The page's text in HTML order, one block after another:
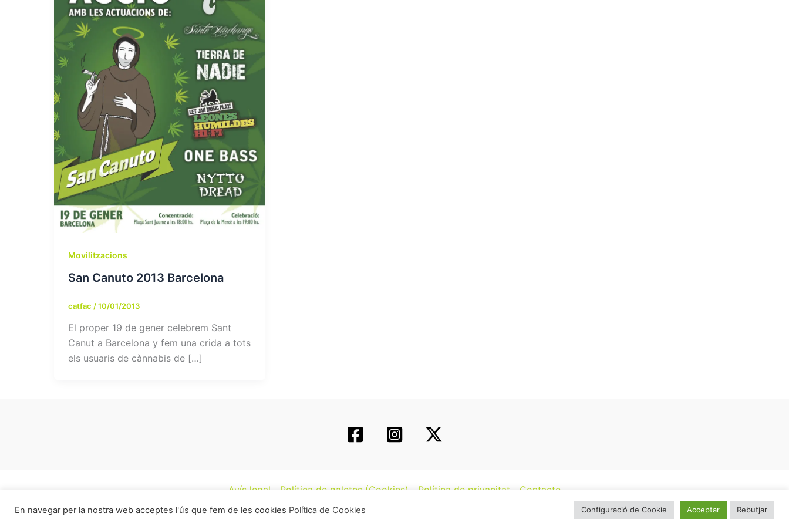
Movilitzacions
San Canuto 2013 Barcelona
catfac /10/01/2013
El proper 19 de gener celebrem Sant
Canut a Barcelona y fem una crida a tots
els usuaris de cànnabis de […]
Avís legal Política de galetes (Cookies) Política de privacitat
Contacte
Todos los derechos © 2026 | Federació d’Associacions Cannàbiques de Catalunya (CatFAC)
En navegar per la nostra web acceptes l'ús que fem de les cookies Política de Cookies Configuració de Cookie Acceptar Rebutjar